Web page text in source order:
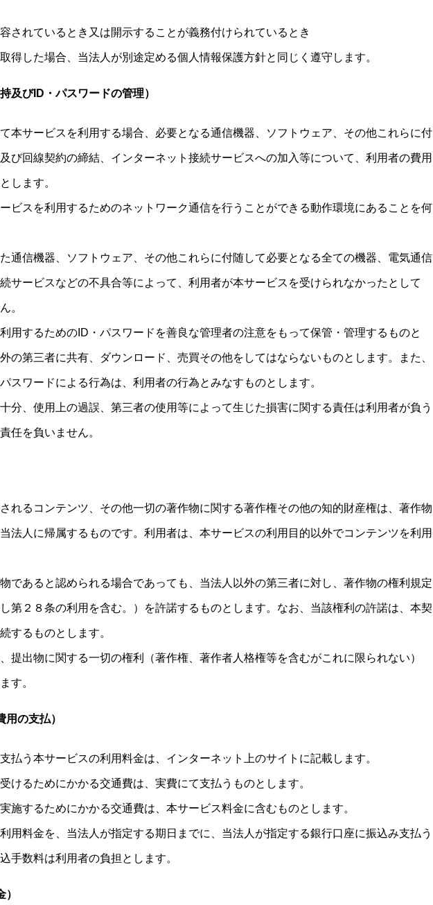
されているとき又は開示することが義務付けられているとき
得した場合、当法人が別途定める個人情報保護方針と同じく遵守します。
及びID・パスワードの管理）
本サービスを利用する場合、必要となる通信機器、ソフトウェア、その他これらに付
び回線契約の締結、インターネット接続サービスへの加入等について、利用者の費用
します。
ビスを利用するためのネットワーク通信を行うことができる動作環境にあることを何
通信機器、ソフトウェア、その他これらに付随して必要となる全ての機器、電気通信
サービスなどの不具合等によって、利用者が本サービスを受けられなかったとして
。
用するためのID・パスワードを善良な管理者の注意をもって保管・管理するものと
の第三者に共有、ダウンロード、売買その他をしてはならないものとします。また、
スワードによる行為は、利用者の行為とみなすものとします。
分、使用上の過誤、第三者の使用等によって生じた損害に関する責任は利用者が負う
任を負いません。
れるコンテンツ、その他一切の著作物に関する著作権その他の知的財産権は、著作物
法人に帰属するものです。利用者は、本サービスの利用目的以外でコンテンツを利用
であると認められる場合であっても、当法人以外の第三者に対し、著作物の権利規定
第２８条の利用を含む。）を許諾するものとします。なお、当該権利の許諾は、本契
するものとします。
提出物に関する一切の権利（著作権、著作者人格権等を含むがこれに限られない）
す。
の支払）
払う本サービスの利用料金は、インターネット上のサイトに記載します。
けるためにかかる交通費は、実費にて支払うものとします。
施するためにかかる交通費は、本サービス料金に含むものとします。
用料金を、当法人が指定する期日までに、当法人が指定する銀行口座に振込み支払う
手数料は利用者の負担とします。